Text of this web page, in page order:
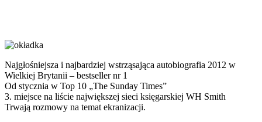
Najgłośniejsza i najbardziej wstrząsająca autobiografia 2012 w
Wielkiej Brytanii – bestseller nr 1
Od stycznia w Top 10 „The Sunday Times”
3. miejsce na liście największej sieci księgarskiej WH Smith
Trwają rozmowy na temat ekranizacji.